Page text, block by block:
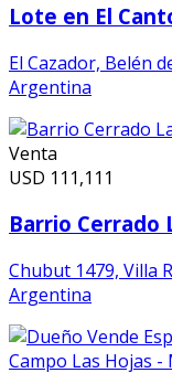
Lote en El
El Cazador, Belén
Argentina
Venta
USD 111,111
Barrio Cerrado
Chubut 1479, Villa
Argentina